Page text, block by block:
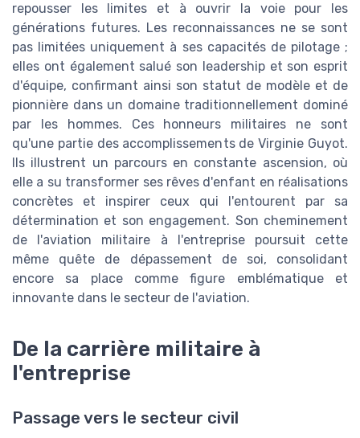
repousser les limites et à ouvrir la voie pour les
générations futures. Les reconnaissances ne se sont
pas limitées uniquement à ses capacités de pilotage ;
elles ont également salué son leadership et son esprit
d'équipe, confirmant ainsi son statut de modèle et de
pionnière dans un domaine traditionnellement dominé
par les hommes. Ces honneurs militaires ne sont
qu'une partie des accomplissements de Virginie Guyot.
Ils illustrent un parcours en constante ascension, où
elle a su transformer ses rêves d'enfant en réalisations
concrètes et inspirer ceux qui l'entourent par sa
détermination et son engagement. Son cheminement
de l'aviation militaire à l'entreprise poursuit cette
même quête de dépassement de soi, consolidant
encore sa place comme figure emblématique et
innovante dans le secteur de l'aviation.
De la carrière militaire à
l'entreprise
Passage vers le secteur civil